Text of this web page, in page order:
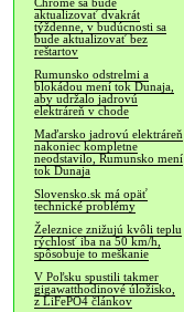
Chrome sa bude
aktualizovať dvakrát
týždenne, v budúcnosti sa
bude aktualizovať bez
reštartov
Rumunsko odstrelmi a
blokádou mení tok Dunaja,
aby udržalo jadrovú
elektráreň v chode
Maďarsko jadrovú elektráreň
nakoniec kompletne
neodstavilo, Rumunsko mení
tok Dunaja
Slovensko.sk má opäť
technické problémy
Železnice znižujú kvôli teplu
rýchlosť iba na 50 km/h,
spôsobuje to meškanie
V Poľsku spustili takmer
gigawatthodinové úložisko,
z LiFePO4 článkov